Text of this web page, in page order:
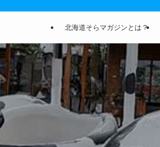
北海道そらマガジンとは？